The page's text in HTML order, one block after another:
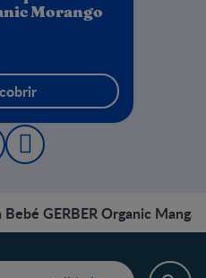
Morango
GERBER Organic Manga